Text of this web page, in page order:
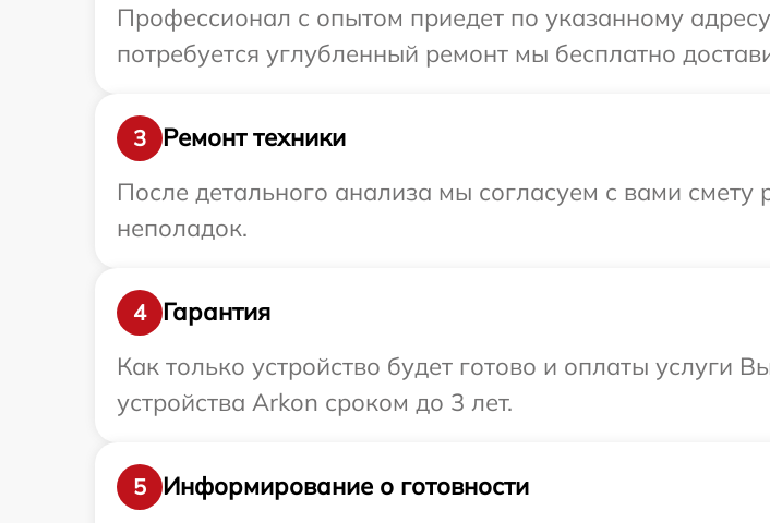
Профессионал с опытом приедет по указанному
потребуется углубленный ремонт мы бесплатно
3
Ремонт техники
После детального анализа мы согласуем с вами
неполадок.
4
Гарантия
Как только устройство будет готово и оплаты
устройства Arkon сроком до 3 лет.
5
Информирование о готовности